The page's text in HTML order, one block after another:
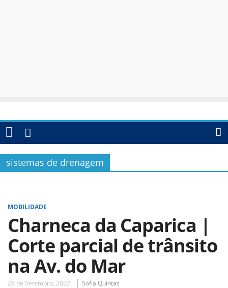
sistemas de drenagem
MOBILIDADE
Charneca da Caparica |
Corte parcial de trânsito
na Av. do Mar
28 de Setembro, 2022 Sofia Quintas